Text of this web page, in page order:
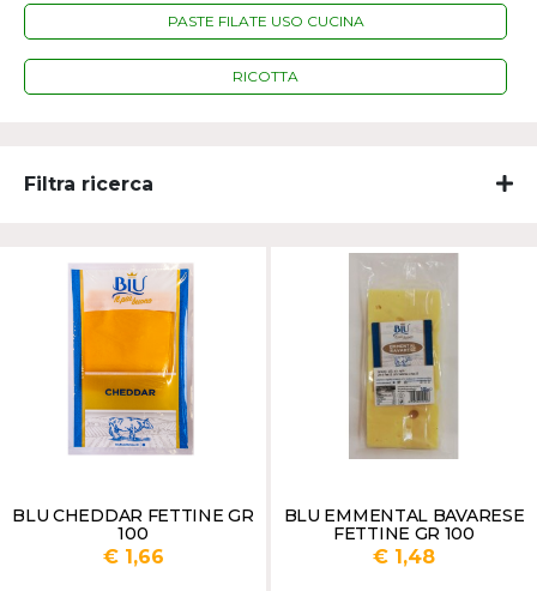
PASTE FILATE USO CUCINA
RICOTTA
Filtra ricerca
BLU CHEDDAR FETTINE GR
100
€ 1,66
BLU EMMENTAL BAVARESE
FETTINE GR 100
€ 1,48